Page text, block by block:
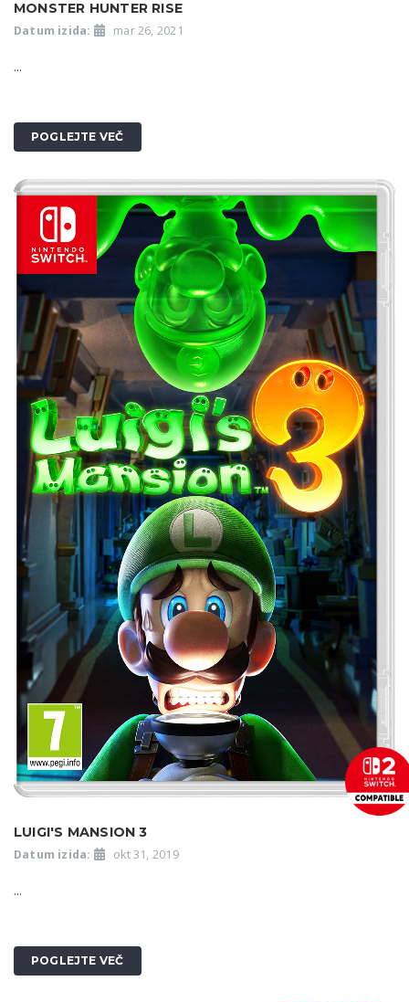
MONSTER HUNTER RISE
Datum izida: mar 26, 2021
...
POGLEJTE VEČ
LUIGI'S MANSION 3
Datum izida: okt 31, 2019
...
POGLEJTE VEČ